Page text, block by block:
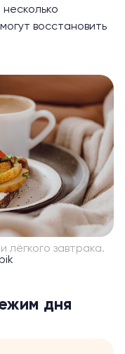
восстановить
лёгкого завтрака.
дня